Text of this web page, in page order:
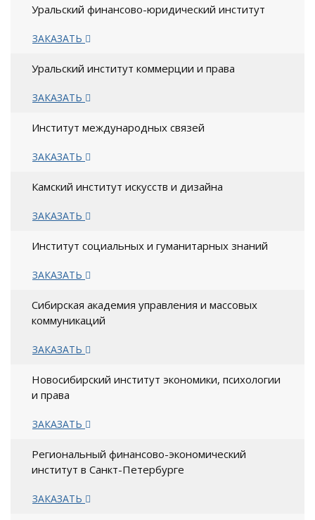
Уральский финансово-юридический институт
ЗАКАЗАТЬ
Уральский институт коммерции и права
ЗАКАЗАТЬ
Институт международных связей
ЗАКАЗАТЬ
Камский институт искусств и дизайна
ЗАКАЗАТЬ
Институт социальных и гуманитарных знаний
ЗАКАЗАТЬ
Сибирская академия управления и массовых
коммуникаций
ЗАКАЗАТЬ
Новосибирский институт экономики, психологии
и права
ЗАКАЗАТЬ
Региональный финансово-экономический
институт в Санкт-Петербурге
ЗАКАЗАТЬ